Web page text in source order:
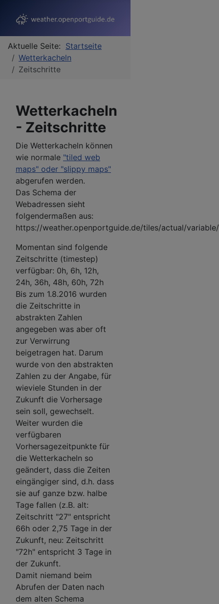
Aktuelle Seite: Startseite
Wetterkacheln
Zeitschritte
Wetterkacheln
- Zeitschritte
Die Wetterkacheln können
wie normale "tiled web
maps" oder "slippy maps"
abgerufen werden.
Das Schema der
Webadressen sieht
folgendermaßen aus:
https://weather.openportguide.de/tiles/actual/
Momentan sind folgende
Zeitschritte (timestep)
verfügbar: 0h, 6h, 12h,
24h, 36h, 48h, 60h, 72h
Bis zum 1.8.2016 wurden
die Zeitschritte in
abstrakten Zahlen
angegeben was aber oft
zur Verwirrung
beigetragen hat. Darum
wurde von den abstrakten
Zahlen zu der Angabe, für
wieviele Stunden in der
Zukunft die Vorhersage
sein soll, gewechselt.
Weiter wurden die
verfügbaren
Vorhersagezeitpunkte für
die Wetterkacheln so
geändert, dass die Zeiten
eingängiger sind, d.h. dass
sie auf ganze bzw. halbe
Tage fallen (z.B. alt:
Zeitschritt "27" entspricht
66h oder 2,75 Tage in der
Zukunft, neu: Zeitschritt
"72h" entspricht 3 Tage in
der Zukunft.
Damit niemand beim
Abrufen der Daten nach
dem alten Schema